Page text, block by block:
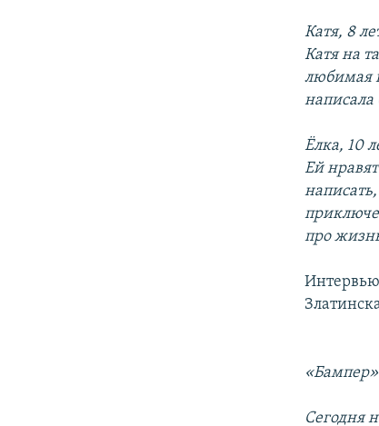
Катя, 8
Катя на
любимая
написала
Ёлка, 10
Ей
про
Интервью
Сегодня